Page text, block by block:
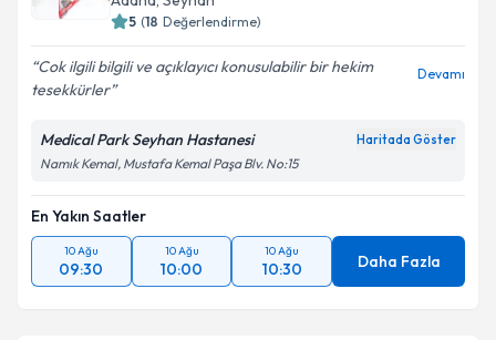
Adana, Seyhan
( Değerlendirme)
Cok ilgili bilgili ve açıklayıcı konusulabilir bir hekim
tesekkürler
Medical Park Seyhan Hastanesi
Namık Kemal, Mustafa Kemal Paşa Blv. No:15
En Yakın Saatler
10 Ağu
09:30
10 Ağu
10:00
10 Ağu
10:30 Daha Fazla